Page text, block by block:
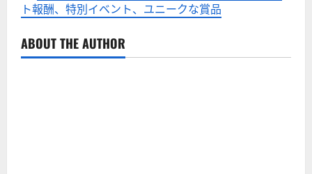
ト報酬、特別イベント、ユニークな賞品
ABOUT THE AUTHOR